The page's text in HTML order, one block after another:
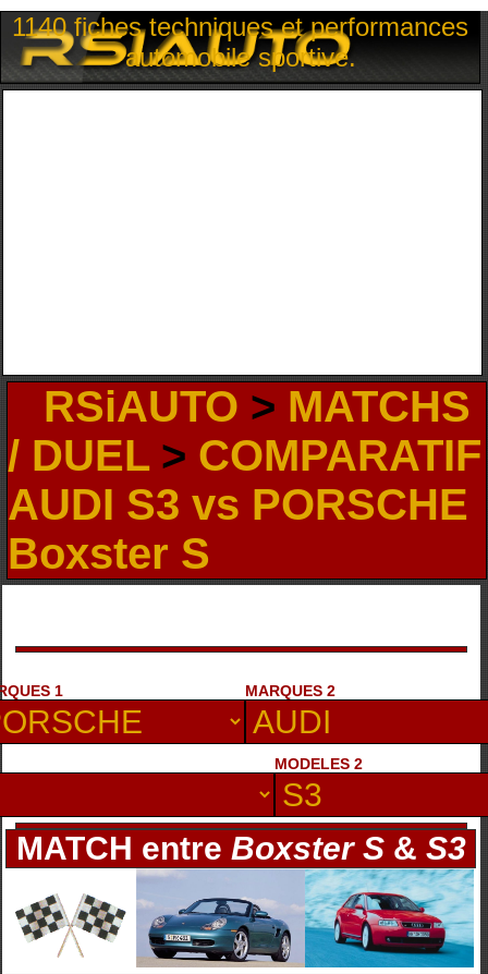
1140 fiches techniques et performances
automobile sportive.
RSiAUTO > MATCHS
/ DUEL> COMPARATIF
AUDI S3 vs PORSCHE
Boxster S
1 MARQUES 2
MODELES 2
MATCH entre Boxster S& S3